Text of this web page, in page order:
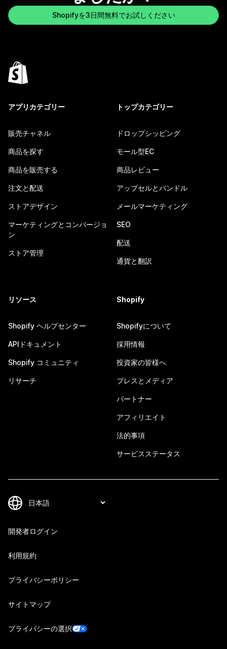
Shopifyを3日間無料でお試しください
アプリカテゴリー
販売チャネル
商品を探す
商品を販売する
注文と配送
ストアデザイン
マーケティングとコンバージョ
ン
ストア管理
トップカテゴリー
ドロップシッピング
モール型EC
商品レビュー
アップセルとバンドル
メールマーケティング
SEO
配送
通貨と翻訳
リソース
Shopify ヘルプセンター
APIドキュメント
Shopify コミュニティ
リサーチ
Shopify
Shopifyについて
採用情報
投資家の皆様へ
プレスとメディア
パートナー
アフィリエイト
法的事項
サービスステータス
開発者ログイン
利用規約
プライバシーポリシー
サイトマップ
プライバシーの選択